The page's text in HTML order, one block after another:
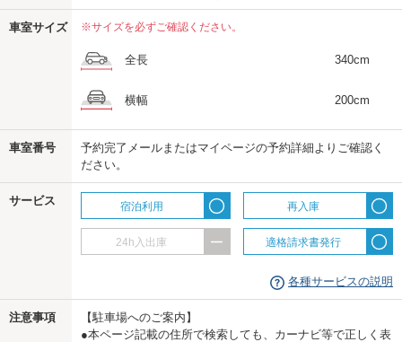
車室サイズ ※サイズを必ずご確認ください。
全長 340cm
横幅 200cm
車室番号
予約完了メールまたはマイページの予約詳細よりご確認く
ださい。
サービス 宿泊利用 再入庫
24h入出庫 適格請求書発行
各種サービスの説明
注意事項
【駐車場へのご案内】
●本ページ記載の住所で検索しても、カーナビ等で正しく表